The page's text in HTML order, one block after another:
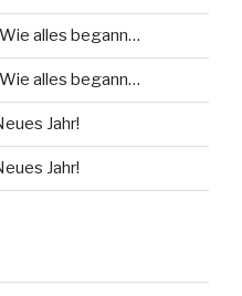
alles begann…
alles begann…
Jahr!
Jahr!